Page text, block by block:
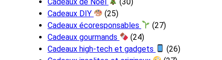
Cadeaux DIY
(25)
Cadeaux écoresponsables
(27)
Cadeaux gourmands
(24)
Cadeaux high-tech et gadgets
(26)